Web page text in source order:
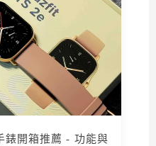
錶開箱推薦 - 功能與